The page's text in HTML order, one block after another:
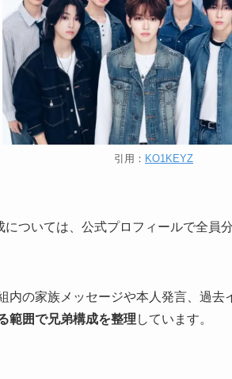
引用： KO1KEYZ
ついては、公式プロフィールで全員
内の家族メッセージや本人発言、過
範囲で兄弟構成を整理 しています。